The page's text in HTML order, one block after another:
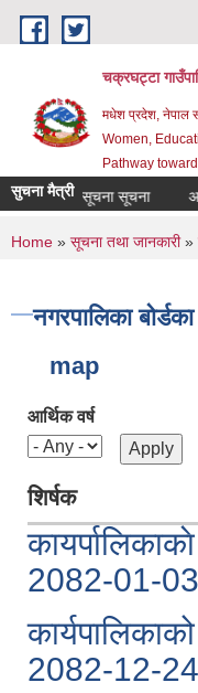
Skip to main content
चक्रघट्टा
मधेश प्रदेश, नेपाल
Women,
Pathway
सुचना मैत्री
सूचना सूचना सूचना
You are
Home » सूचना तथा जानकारी»
नगरपालिका
map
आर्थिक वर्ष
शिर्षक
2082-01-03
2082-12-24